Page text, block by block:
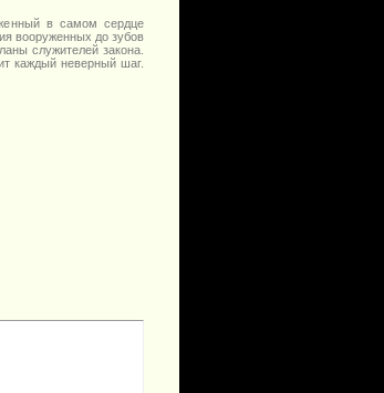
в самом сердце
вооруженных до зубов
служителей закона.
каждый неверный шаг.